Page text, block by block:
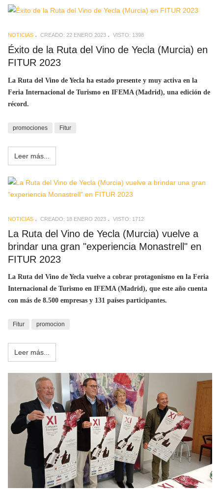
NOTICIAS CREADO: 22 ENERO 2023 VISTO: 1398
Éxito de la Ruta del Vino de Yecla (Murcia) en
FITUR 2023
La Ruta del Vino de Yecla ha estado presente y muy activa en la
Feria Internacional de Turismo en IFEMA (Madrid), una edición de
récord.
promociones Fitur
Leer más...
NOTICIAS CREADO: 18 ENERO 2023 VISTO: 1712
La Ruta del Vino de Yecla (Murcia) vuelve a
brindar una gran "experiencia Monastrell" en
FITUR 2023
La Ruta del Vino de Yecla vuelve a cobrar protagonismo en la Feria
Internacional de Turismo en IFEMA (Madrid), que este año cuenta
con más de 8.500 empresas y 131 países participantes.
Fitur promocion
Leer más...